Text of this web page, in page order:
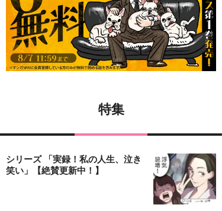
特集
シリーズ 「実録！私の人生、泣き
笑い」【絶賛更新中！】